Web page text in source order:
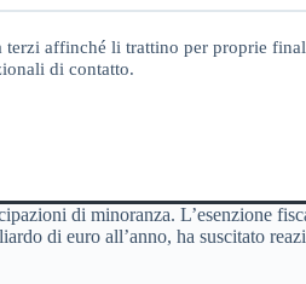
terzi affinché li trattino per proprie
di contatto.
di minoranza. L’esenzione
di euro all’anno, ha suscitato